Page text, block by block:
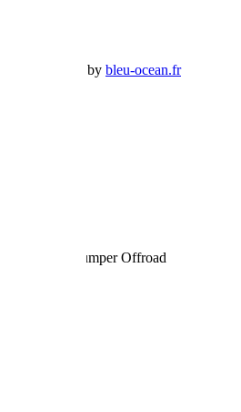
by bleu-ocean.fr
ligne chez Bumper Offroad